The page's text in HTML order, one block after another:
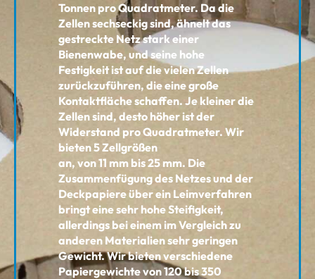
Tonnen pro Quadratmeter. Da die
Zellen sechseckig sind, ähnelt das
gestreckte Netzstark einer
Bienenwabe, und seine hohe
Festigkeit ist auf die vielen Zellen
zurückzuführen, die einegroße
Kontaktfläche schaffen. Je kleiner die
Zellen sind, desto höher ist der
Widerstand pro Quadratmeter. Wir
bieten 5 Zellgrößen
an, von 11 mm bis 25 mm. Die
Zusammenfügung des Netzes und der
Deckpapiere über ein Leimverfahren
bringt eine sehr hoheSteifigkeit,
allerdings bei einem im Vergleich zu
anderen Materialien sehr geringen
Gewicht. Wirbieten verschiedene
Papiergewichte von 120 bis 350